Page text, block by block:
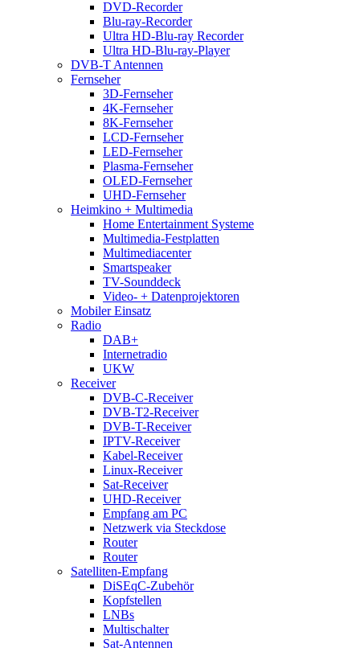
DVD-Recorder
Blu-ray-Recorder
Ultra HD-Blu-ray Recorder
Ultra HD-Blu-ray-Player
DVB-T Antennen
Fernseher
3D-Fernseher
4K-Fernseher
8K-Fernseher
LCD-Fernseher
LED-Fernseher
Plasma-Fernseher
OLED-Fernseher
UHD-Fernseher
Heimkino + Multimedia
Home Entertainment Systeme
Multimedia-Festplatten
Multimediacenter
Smartspeaker
TV-Sounddeck
Video- + Datenprojektoren
Mobiler Einsatz
Radio
DAB+
Internetradio
UKW
Receiver
DVB-C-Receiver
DVB-T2-Receiver
DVB-T-Receiver
IPTV-Receiver
Kabel-Receiver
Linux-Receiver
Sat-Receiver
UHD-Receiver
Empfang am PC
Netzwerk via Steckdose
Router
Router
Satelliten-Empfang
DiSEqC-Zubehör
Kopfstellen
LNBs
Multischalter
Sat-Antennen